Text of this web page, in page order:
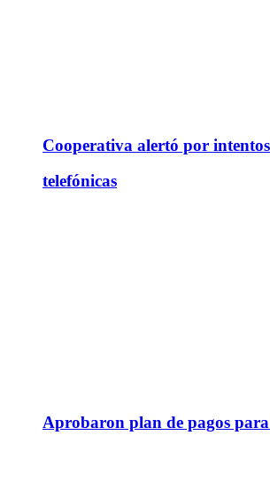
Cooperativa alertó por intentos
telefónicas
Aprobaron plan de pagos